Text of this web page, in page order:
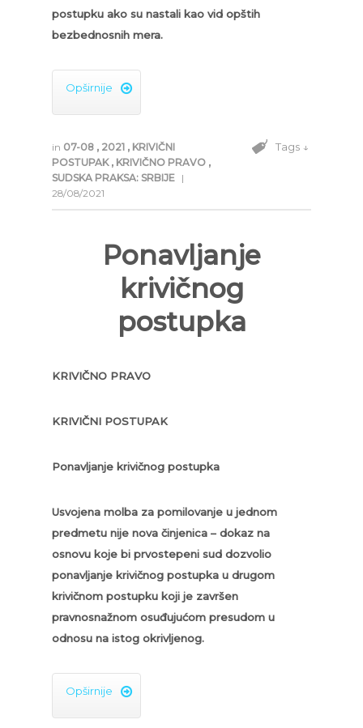
postupku ako su nastali kao vid opštih
bezbednosnih mera.
Opširnije 
in 07-08 , 2021 , KRIVIČNI
POSTUPAK , KRIVIČNO PRAVO ,
SUDSKA PRAKSA: SRBIJE |
28/08/2021
Tags ↓
Ponavljanje
krivičnog
postupka
KRIVIČNO PRAVO
KRIVIČNI POSTUPAK
Ponavljanje krivičnog postupka
Usvojena molba za pomilovanje u jednom
predmetu nije nova činjenica – dokaz na
osnovu koje bi prvostepeni sud dozvolio
ponavljanje krivičnog postupka u drugom
krivičnom postupku koji je završen
pravnosnažnom osuđujućom presudom u
odnosu na istog okrivljenog.
Opširnije 